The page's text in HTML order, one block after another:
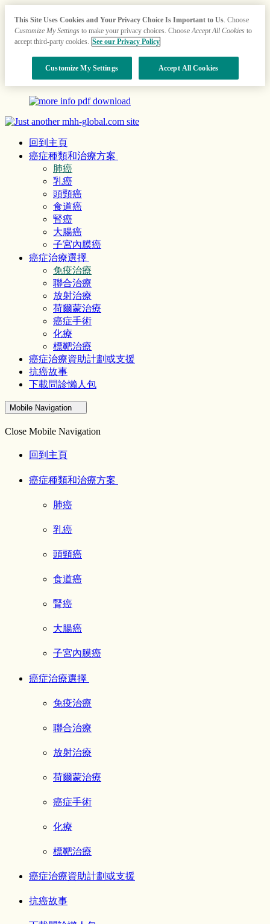
回到主頁
癌症種類和治療方案
肺癌
乳癌
頭頸癌
食道癌
腎癌
大腸癌
子宮內膜癌
癌症治療選擇
免疫治療
聯合治療
放射治療
荷爾蒙治療
癌症手術
化療
標靶治療
癌症治療資助計劃或支援
抗癌故事
下載問診懶人包
Mobile Navigation
Close Mobile Navigation
回到主頁
癌症種類和治療方案
肺癌
乳癌
頭頸癌
食道癌
腎癌
大腸癌
子宮內膜癌
癌症治療選擇
免疫治療
聯合治療
放射治療
荷爾蒙治療
癌症手術
化療
標靶治療
癌症治療資助計劃或支援
抗癌故事
This Site Uses Cookies and Your Privacy Choice Is Important to Us. Choose
Customize My Settings to make your privacy choices. ChooseAccept All Cookies to
accept third-party cookies. See our Privacy Policy
Customize My Settings Accept All Cookies